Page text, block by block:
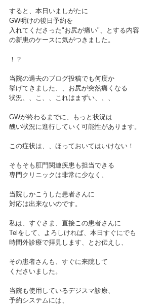
すると、本日いましがたに
GW明けの後日予約を
入れてくださった"お尻が痛い"、とする内容
の新患のケースに気がつきました。
！？
当院の過去のブログ投稿でも何度か
挙げてきました、、お尻が突然痛くなる
状況、、こ、、これはまずい、、、
GWが終わるまでに、もっと状況は
醜い状況に進行していく可能性があります。
この症状は、、ほっておいてはいけない！
そもそも肛門関連疾患も担当できる
専門クリニックは非常に少なく、
当院しかこうした患者さんに
対応は出来ないのです。
私は、すぐさま、直接この患者さんに
Telをして、よろしければ、本日すぐにでも
時間外診療で拝見します、とお伝えし、
その患者さんも、すぐに来院して
くださいました。
当院も使用しているデジスマ診療、
予約システムには、